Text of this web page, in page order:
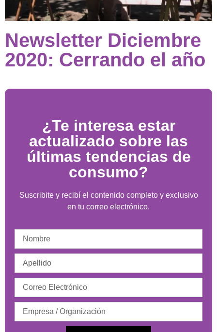
Newsletter Diciembre
2020: Cerrando el año
¿Te interesa estar
actualizado sobre las
últimas tendencias de
consumo?
Suscribite y recibí el contenido completo y exclusivo
en tu correo electrónico.